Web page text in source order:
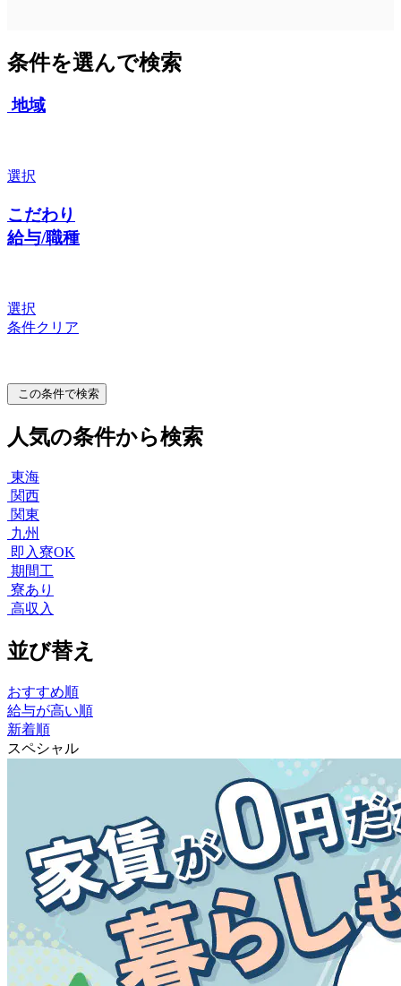
条件を選んで検索
地域
選択
こだわり
給与/職種
選択
条件クリア
この条件で検索
人気の条件から検索
東海
関西
関東
九州
即入寮OK
期間工
寮あり
高収入
並び替え
おすすめ順
給与が高い順
新着順
スペシャル